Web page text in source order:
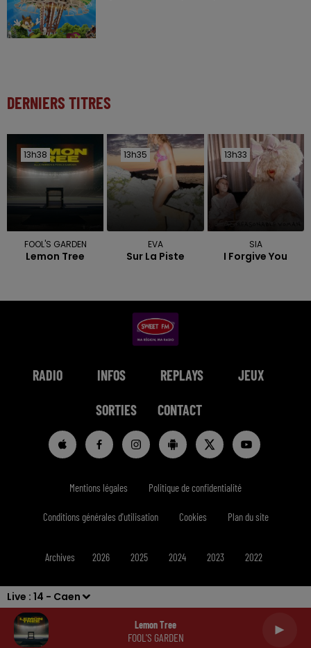
Live : 14 - Caen
Lemon Tree
FOOL'S GARDEN
DERNIERS TITRES
13h38
13h38
FOOL'S GARDEN
Lemon Tree
13h35
13h35
EVA
Sur La Piste
13h33
13h33
SIA
I Forgive You
RADIO INFOS REPLAYS JEUX
SORTIES CONTACT
Mentions légales Politique de confidentialité
Conditions générales d'utilisation Cookies Plan du site
Archives 2026 2025 2024 2023 2022